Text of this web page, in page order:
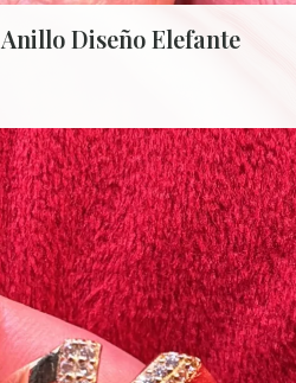
Anillo Diseño Elefante